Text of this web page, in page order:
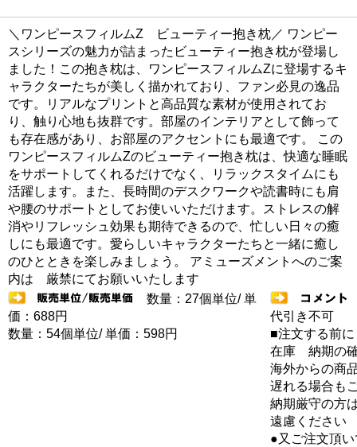
＼ワンピースフィルムZ ビューティー抱き枕／ ワンピー
スシリーズの魅力が詰まったビューティー抱き枕が登場し
ました！この抱き枕は、ワンピースフィルムZに登場するキ
ャラクターたちが美しく描かれており、ファン必見の逸品
です。リアルなプリントと高品質な素材が使用されてお
り、触り心地も抜群です。部屋のインテリアとして飾って
も存在感があり、お部屋のアクセントにも最適です。 この
ワンピースフィルムZのビューティー抱き枕は、快適な睡眠
をサポートしてくれるだけでなく、リラックスタイムにも
活躍します。また、長時間のデスクワークや読書時にも肩
や腰のサポートとしてお使いいただけます。ストレスの解
消やリフレッシュ効果も期待できるので、忙しい日々の癒
しにも最適です。愛らしいキャラクターたちと一緒に癒し
のひとときを楽しみましょう。 アミューズメントへのご案
内は 厳禁にてお願いいたします
数量：27個単位/ 単
価：688円
数量：54個単位/ 単価：598円
代引き不可
■注文する前に
在庫 納期の
海外からの商
遅れる場合も
納期厳守の方
遠慮ください
●又ご注文頂